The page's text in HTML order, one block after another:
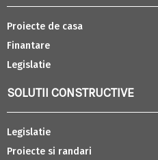
Proiecte de casa
Finantare
Legislatie
SOLUTII CONSTRUCTIVE
Legislatie
Proiecte si randari